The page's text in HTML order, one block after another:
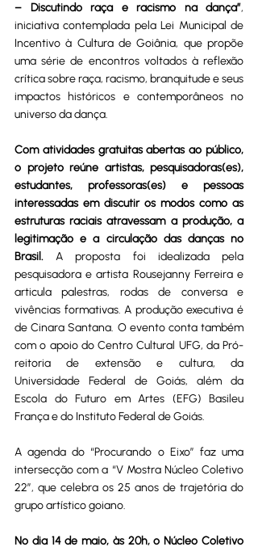
– Discutindo raça e racismo na dança”,
iniciativa contemplada pela Lei Municipal de
Incentivo à Cultura de Goiânia, que propõe
uma série de encontros voltados à reflexão
crítica sobre raça, racismo, branquitude e seus
impactos históricos e contemporâneos no
universo da dança.
Com atividades gratuitas abertas ao público,
o projeto reúne artistas, pesquisadoras(es),
estudantes, professoras(es) e pessoas
interessadas em discutir os modos como as
estruturas raciais atravessam a produção, a
legitimação e a circulação das danças no
Brasil. A proposta foi idealizada pela
pesquisadora e artista Rousejanny Ferreira e
articula palestras, rodas de conversa e
vivências formativas. A produção executiva é
de Cinara Santana. O evento conta também
com o apoio do Centro Cultural UFG, da Pró-
reitoria de extensão e cultura, da
Universidade Federal de Goiás, além da
Escola do Futuro em Artes (EFG) Basileu
França e do Instituto Federal de Goiás.
A agenda do “Procurando o Eixo” faz uma
intersecção com a “V Mostra Núcleo Coletivo
22”, que celebra os 25 anos de trajetória do
grupo artístico goiano.
No dia 14 de maio, às 20h, o Núcleo Coletivo